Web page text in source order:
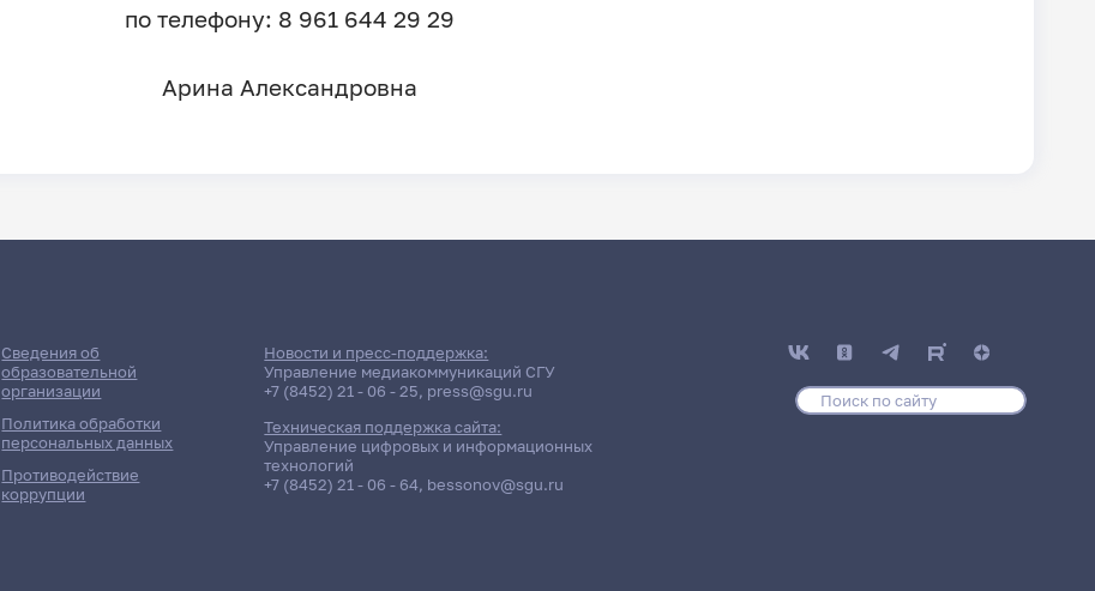
по телефону: 8 961 644 29 29
Арина Александровна
Сведения об
образовательной
организации
Политика обработки
персональных данных
Противодействие
коррупции
Новости и пресс-поддержка:
Управление медиакоммуникаций СГУ
+7 (8452) 21 - 06 - 25, press@sgu.ru
Техническая поддержка сайта:
Управление цифровых и информационных
технологий
+7 (8452) 21 - 06 - 64, bessonov@sgu.ru